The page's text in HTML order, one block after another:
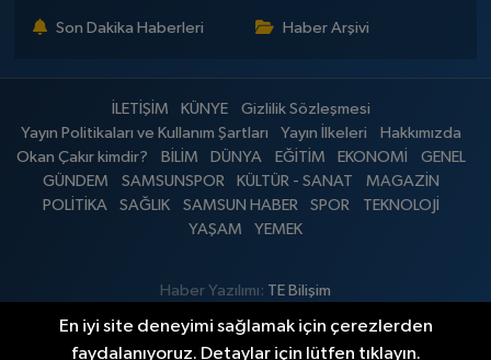
Son Dakika Haberleri Haber Arşivi
İLETİŞİM KÜNYE
Gizlilik Sözleşmesi
Yayın Politikaları ve Kullanım Şartları
Yayın İlkeleri
Hakkımızda
Okan Çakır kimdir?
BİLİM DÜNYA EĞİTİM EKONOMİ
GENEL
GÜNDEM
SAMSUNSPOR KÜLTÜR - SANAT
MAGAZİN
POLİTİKA
SAĞLIK SAMSUN HABER SPOR
TEKNOLOJİ
YAŞAM
YEMEK
Haber Yazılımı: TE Bilişim
En iyi site deneyimi sağlamak için çerezlerden
faydalanıyoruz. Detaylar için lütfen tıklayın.